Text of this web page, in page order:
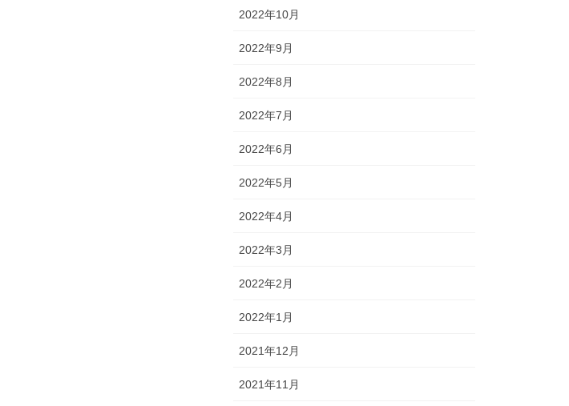
2022年10月
2022年9月
2022年8月
2022年7月
2022年6月
2022年5月
2022年4月
2022年3月
2022年2月
2022年1月
2021年12月
2021年11月